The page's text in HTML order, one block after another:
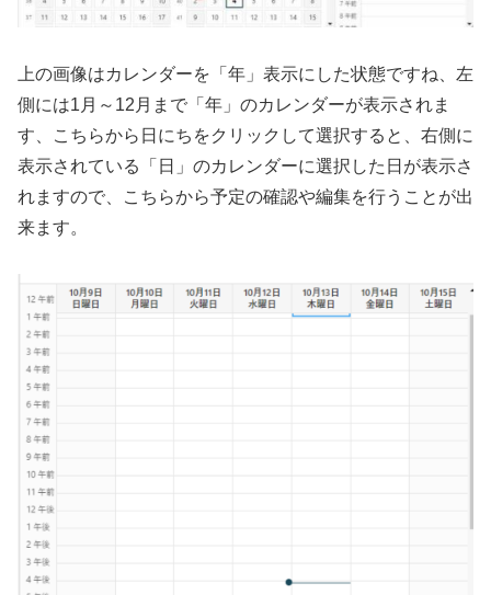
上の画像はカレンダーを「年」表示にした状態ですね、左
側には1月～12月まで「年」のカレンダーが表示されま
す、こちらから日にちをクリックして選択すると、右側に
表示されている「日」のカレンダーに選択した日が表示さ
れますので、こちらから予定の確認や編集を行うことが出
来ます。